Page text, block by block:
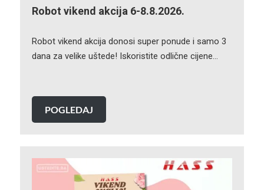
Robot vikend akcija 6-8.8.2026.
Robot vikend akcija donosi super ponude i samo 3
dana za velike uštede! Iskoristite odlične cijene…
POGLEDAJ